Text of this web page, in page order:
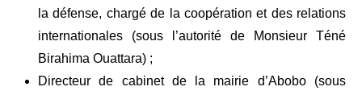
la défense, chargé de la coopération et des relations
internationales (sous l’autorité de Monsieur Téné
Birahima Ouattara) ;
Directeur de cabinet de la mairie d’Abobo (sous